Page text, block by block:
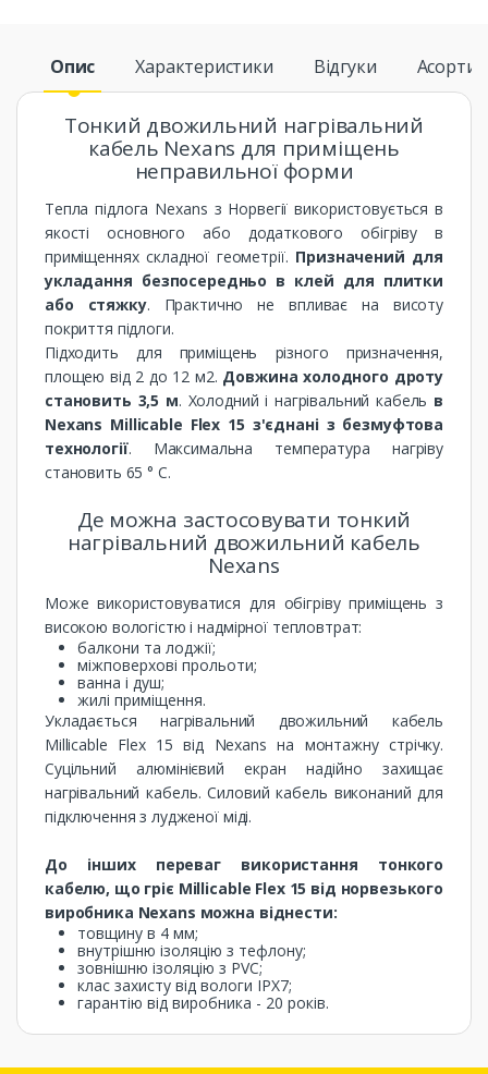
Опис Характеристики Відгуки
Тонкий двожильний нагрівальний
кабель Nexans для приміщень
неправильної форми
Тепла підлога Nexans з Норвегії використовується в
якості основного або додаткового обігріву в
приміщеннях складної геометрії. Призначений для
укладання безпосередньо в клей для плитки
або стяжку. Практично не впливає на висоту
покриття підлоги.
Підходить для приміщень різного призначення,
площею від 2 до 12 м2. Довжина холодного дроту
становить 3,5 м. Холодний і нагрівальний кабель в
Nexans Millicable Flex 15 з'єднані з безмуфтова
технології. Максимальна температура нагріву
становить 65 ° С.
Де можна застосовувати тонкий
нагрівальний двожильний кабель
Nexans
Може використовуватися для обігріву приміщень з
високою вологістю і надмірної тепловтрат:
балкони та лоджії;
міжповерхові прольоти;
ванна і душ;
жилі приміщення.
Укладається нагрівальний двожильний кабель
Millicable Flex 15 від Nexans на монтажну стрічку.
Суцільний алюмінієвий екран надійно захищає
нагрівальний кабель. Силовий кабель виконаний для
підключення з лудженої міді.
До інших переваг використання тонкого
кабелю, що гріє Millicable Flex 15 від норвезького
виробника Nexans можна віднести:
товщину в 4 мм;
внутрішню ізоляцію з тефлону;
зовнішню ізоляцію з PVC;
клас захисту від вологи IPX7;
гарантію від виробника - 20 років.